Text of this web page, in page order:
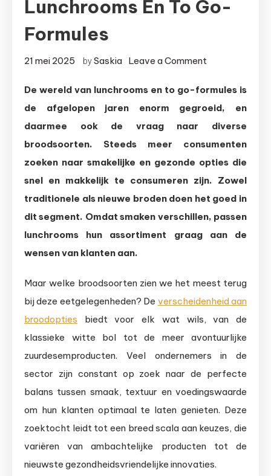
Lunchrooms En To Go-
Formules
21 mei 2025 bySaskia Leave a Comment
populairste
broodsoorten
voor
lunchrooms
en
formules
De wereld van lunchrooms en to go-formules is
de afgelopen jaren enorm gegroeid, en
daarmee ook de vraag naar diverse
broodsoorten. Steeds meer consumenten
zoeken naar smakelijke en gezonde opties die
snel en makkelijk te consumeren zijn. Zowel
traditionele als nieuwe broden doen het goed in
dit segment. Omdat smaken verschillen, passen
lunchrooms hun assortiment graag aan de
wensen van klanten aan.
Maar welke broodsoorten zien we het meest terug
bij deze eetgelegenheden? De verscheidenheid aan
broodopties biedt voor elk wat wils, van de
klassieke witte bol tot de meer avontuurlijke
zuurdesemproducten. Veel ondernemers in de
sector zijn constant op zoek naar de perfecte
balans tussen smaak, textuur en voedingswaarde
om hun klanten optimaal te laten genieten. Deze
zoektocht leidt tot een breed scala aan keuzes, die
variëren van ambachtelijke producten tot de
nieuwste gezondheidsvriendelijke innovaties.